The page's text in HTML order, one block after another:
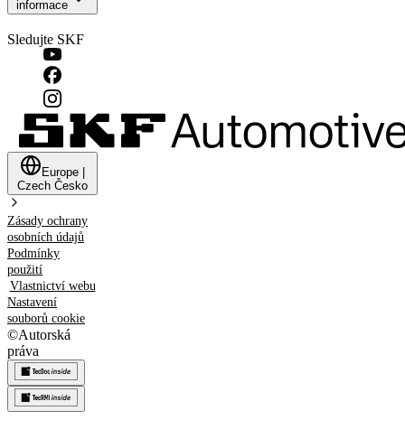
informace
Sledujte SKF
Europe
Czech Česko
Zásady ochrany
osobních údajů
Podmínky
použití
Vlastnictví webu
Nastavení
souborů cookie
©Autorská
práva